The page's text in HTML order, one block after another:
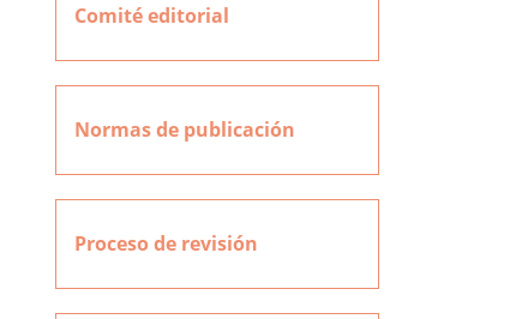
Comité editorial
Normas de publicación
Proceso de revisión